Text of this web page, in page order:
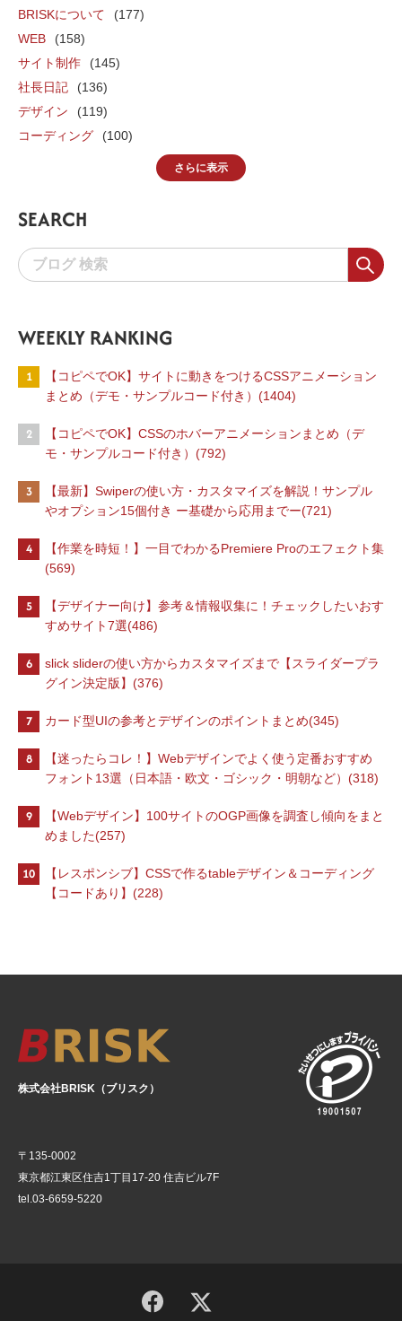
BRISKについて
(177)
WEB
(158)
サイト制作
(145)
社長日記
(136)
デザイン
(119)
コーディング
(100)
さらに表示
SEARCH
WEEKLY RANKING
1
【コピペでOK】サイトに動きをつけるCSSアニメーション
まとめ（デモ・サンプルコード付き）(1404)
2
【コピペでOK】CSSのホバーアニメーションまとめ（デ
モ・サンプルコード付き）(792)
3
【最新】Swiperの使い方・カスタマイズを解説！サンプル
やオプション15個付き ー基礎から応用までー(721)
4
【作業を時短！】一目でわかるPremiere Proのエフェクト集
(569)
5
【デザイナー向け】参考＆情報収集に！チェックしたいおす
すめサイト7選(486)
6
slick sliderの使い方からカスタマイズまで【スライダープラ
グイン決定版】(376)
7 カード型UIの参考とデザインのポイントまとめ(345)
8
【迷ったらコレ！】Webデザインでよく使う定番おすすめ
フォント13選（日本語・欧文・ゴシック・明朝など）(318)
9
【Webデザイン】100サイトのOGP画像を調査し傾向をまと
めました(257)
10
【レスポンシブ】CSSで作るtableデザイン＆コーディング
【コードあり】(228)
株式会社BRISK（ブリスク）
〒135-0002
東京都江東区住吉1丁目17-20 住吉ビル7F
tel.03-6659-5220